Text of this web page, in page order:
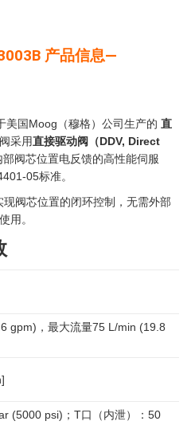
产品信息—
美国Moog（穆格）公司生产的 直
采用直接驱动阀（DDV, Direct
部阀芯位置电反馈的高性能伺服
05标准。
阀芯位置的闭环控制，无需外部
用。
gpm)，最大流量75 L/min (19.8
(5000 psi)；T口（内泄）：50